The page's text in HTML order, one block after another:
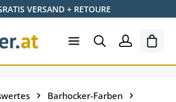
VERSAND + RETOURE
Barhocker-Farben